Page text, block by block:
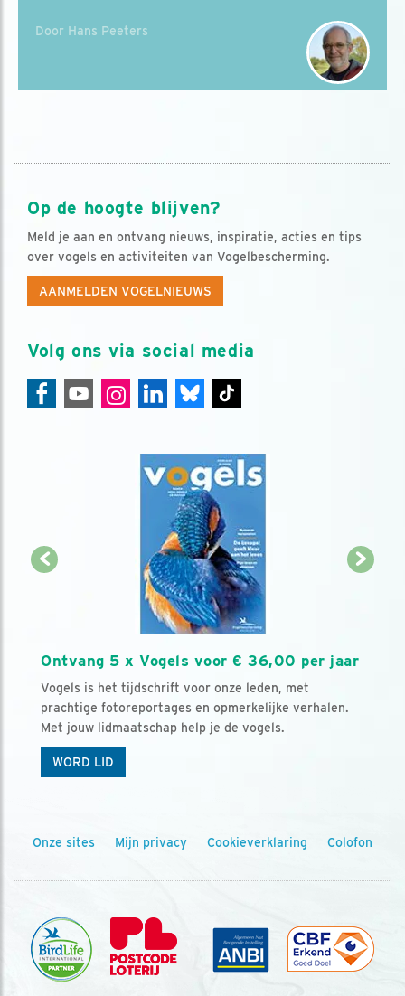
Door Hans Peeters
Op de hoogte blijven?
Meld je aan en ontvang nieuws, inspiratie, acties en tips
over vogels en activiteiten van Vogelbescherming.
AANMELDEN VOGELNIEUWS
Volg ons via social media
Ontvang 5 x Vogels voor € 36,00 per jaar
Vogels is het tijdschrift voor onze leden, met
prachtige fotoreportages en opmerkelijke verhalen.
Met jouw lidmaatschap help je de vogels.
WORD LID
Onze sites Mijn privacy Cookieverklaring Colofon